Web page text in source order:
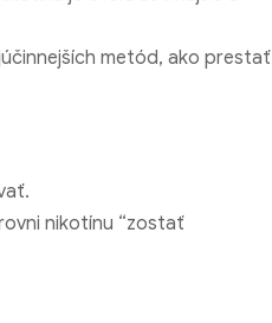
metód, ako prestať
nikotínu “zostať